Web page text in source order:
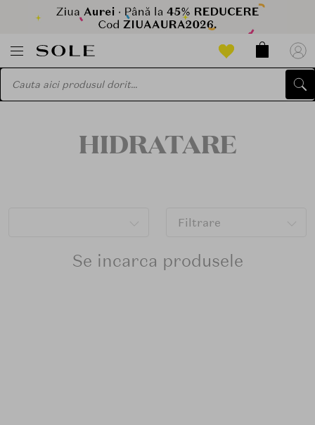
HIDRATARE
Filtrare
Se incarca produsele